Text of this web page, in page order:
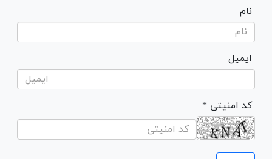
نام
ایمیل
* کد امنیتی